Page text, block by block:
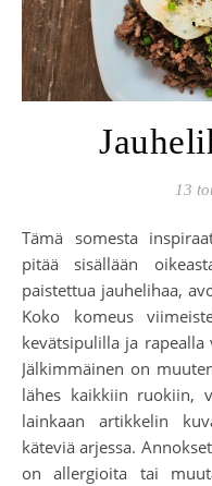
13
Tämä somesta inspiraationsa saanut jauheliha-riisibowl
pitää sisällään
paistettua jauhelihaa,
Koko komeus
kevätsipulilla ja rapealla
Jälkimmäinen on
lähes kaikkiin ruokiin,
lainkaan artikkelin
käteviä arjessa.
on allergioita tai